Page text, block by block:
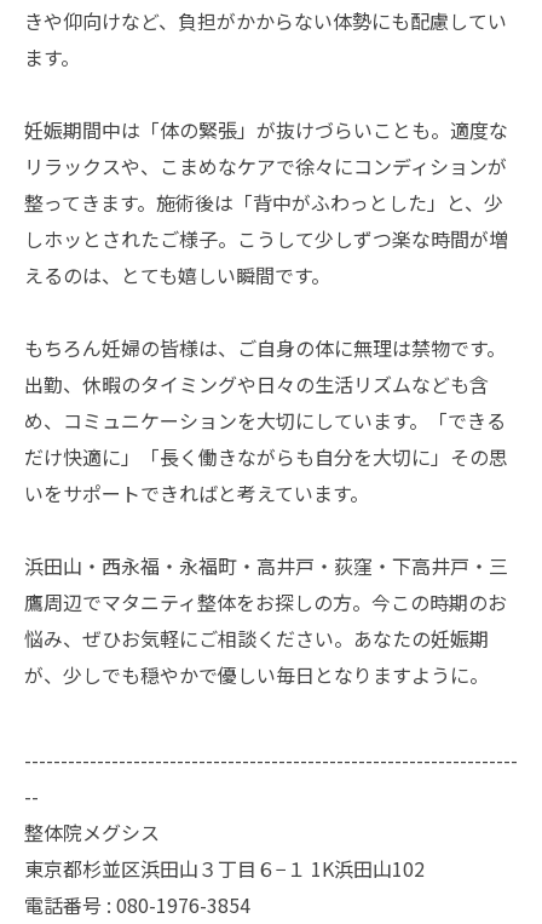
きや仰向けなど、負担がかからない体勢にも配慮してい
ます。
妊娠期間中は「体の緊張」が抜けづらいことも。適度な
リラックスや、こまめなケアで徐々にコンディションが
整ってきます。施術後は「背中がふわっとした」と、少
しホッとされたご様子。こうして少しずつ楽な時間が増
えるのは、とても嬉しい瞬間です。
もちろん妊婦の皆様は、ご自身の体に無理は禁物です。
出勤、休暇のタイミングや日々の生活リズムなども含
め、コミュニケーションを大切にしています。「できる
だけ快適に」「長く働きながらも自分を大切に」その思
いをサポートできればと考えています。
浜田山・西永福・永福町・高井戸・荻窪・下高井戸・三
鷹周辺でマタニティ整体をお探しの方。今この時期のお
悩み、ぜひお気軽にご相談ください。あなたの妊娠期
が、少しでも穏やかで優しい毎日となりますように。
--------------------------------------------------------------------
--
整体院メグシス
東京都杉並区浜田山３丁目６−１ 1K浜田山102
電話番号 : 080-1976-3854